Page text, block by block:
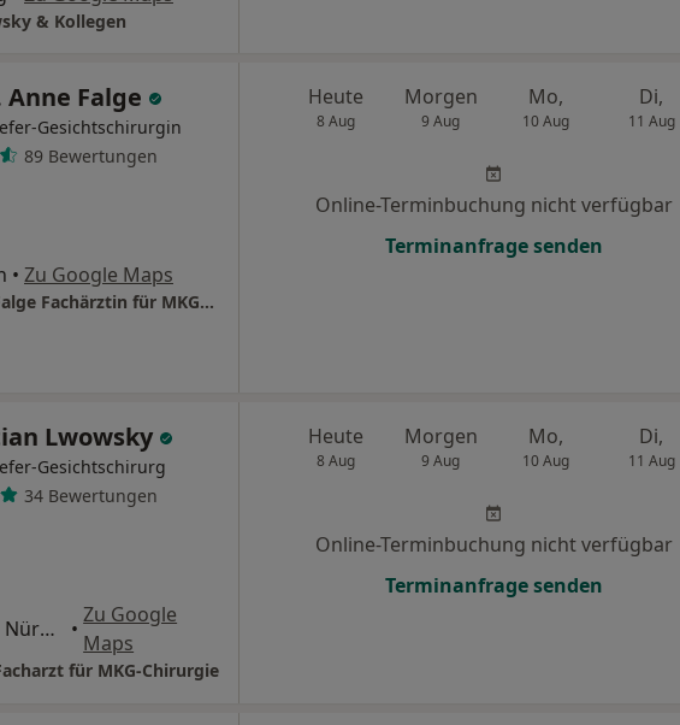
& Kollegen
Anne Falge
Gesichtschirurgin
89 Bewertungen
• Zu Google Maps
Praxis Dr.med.dent. Anne Falge Fachärztin für MKG-Chirurgie
Heute
8 Aug
Morgen
9 Aug
Mo,
10 Aug
Di,
11 Aug
Online-Terminbuchung nicht verfügbar
Terminanfrage senden
Lwowsky
Gesichtschirurg
34 Bewertungen
Elisabeth-Selbert-Platz 1, Nürnberg •
Zu Google
Maps
für MKG-Chirurgie
Heute
8 Aug
Morgen
9 Aug
Mo,
10 Aug
Di,
11 Aug
Online-Terminbuchung nicht verfügbar
Terminanfrage senden